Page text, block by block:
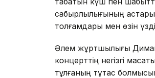
сабырлылығының
толғамдары мен өзін
Әлем жұртшылығы
концерттің негізгі
тұлғаның тұтас